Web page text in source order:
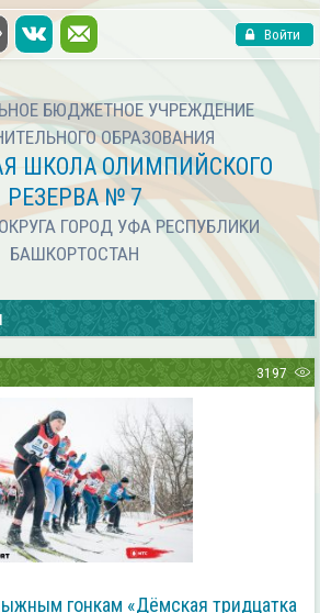
Войти
БЮДЖЕТНОЕ УЧРЕЖДЕНИЕ
ОБРАЗОВАНИЯ
ШКОЛА ОЛИМПИЙСКОГО
РЕЗЕРВА № 7
ГОРОД УФА РЕСПУБЛИКИ
БАШКОРТОСТАН
3197
гонкам «Дёмская тридцатка